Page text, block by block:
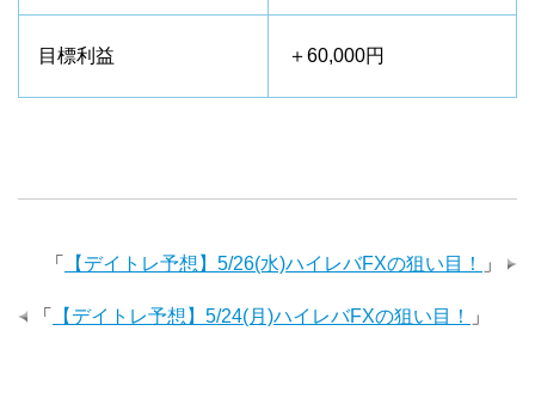
目標利益 ＋60,000円
「 【デイトレ予想】5/26(水)ハイレバFXの狙い目！ 」
「 【デイトレ予想】5/24(月)ハイレバFXの狙い目！ 」